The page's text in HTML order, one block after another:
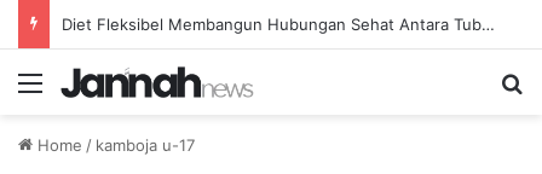
Diet Fleksibel Membangun Hubungan Sehat Antara Tubuh dan Makanan Sehari-hari
Menu
Home / kamboja u-17